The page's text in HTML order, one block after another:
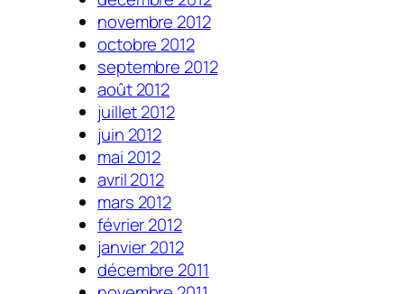
novembre 2012
octobre 2012
septembre 2012
août 2012
juillet 2012
juin 2012
mai 2012
avril 2012
mars 2012
février 2012
janvier 2012
décembre 2011